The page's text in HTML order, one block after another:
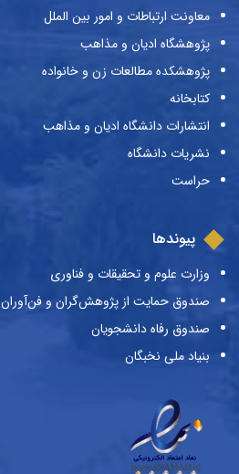
معاونت ارتباطات و امور بین الملل
پژوهشگاه ادیان و مذاهب
پژوهشکده مطالعات زن و خانواده
کتابخانه
انتشارات دانشگاه ادیان و مذاهب
نشریات دانشگاه
حراست
پیوندها
وزارت علوم و تحقیقات و فناوری
صندوق حمایت از پژوهش‌گران و فن‌آوران
صندوق رفاه دانشجویان
بنیاد ملی نخبگان